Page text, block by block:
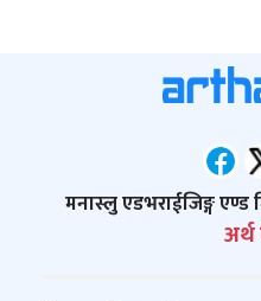
मनास्लु एडभराईजिङ्ग एण्ड